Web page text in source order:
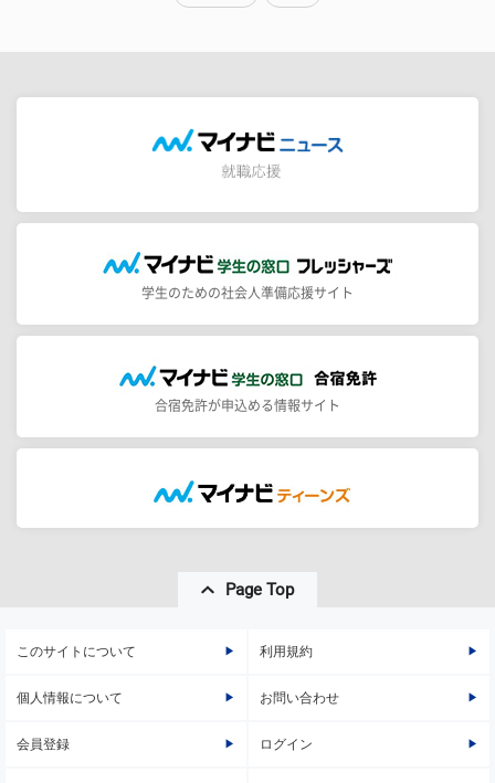
学生のための社会人準備応援サイト
合宿免許が申込める情報サイト
Page Top
このサイトについて 利用規約
個人情報について お問い合わせ
会員登録 ログイン